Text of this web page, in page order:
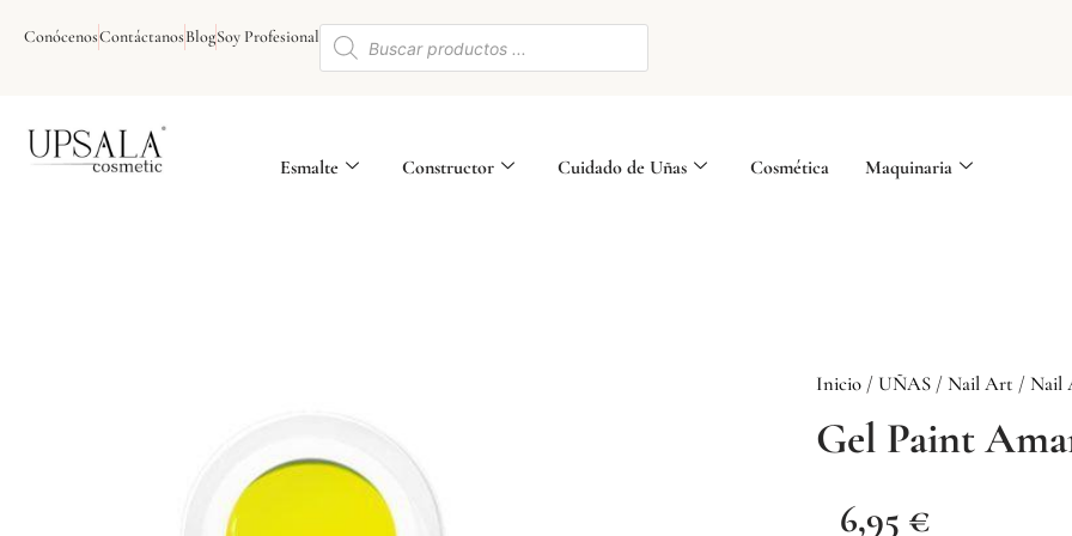
ConócenosContáctanosBlogSoy Profesional Búsqueda
Esmalte Constructor Cuidado de Uñas Cosmética Maquinaria
Inicio / UÑAS / Nail Art / Nail
Gel Paint
6,95 €